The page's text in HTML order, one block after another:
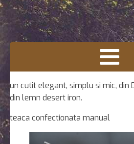
un cutit elegant, simplu si mic, din
din lemn desert iron.
teaca confectionata manual